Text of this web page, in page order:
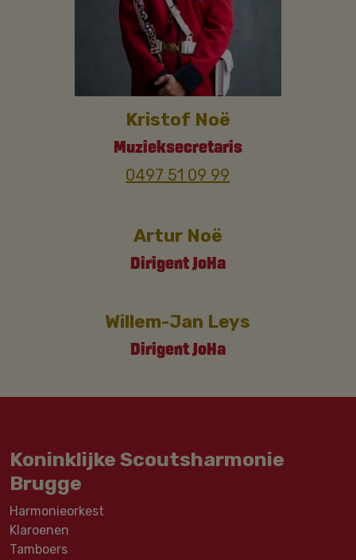
Kristof Noë
Muzieksecretaris
0497 51 09 99
Artur Noë
Dirigent JoHa
Willem-Jan Leys
Dirigent JoHa
Koninklijke Scoutsharmonie
Brugge
Harmonieorkest
Klaroenen
Tamboers